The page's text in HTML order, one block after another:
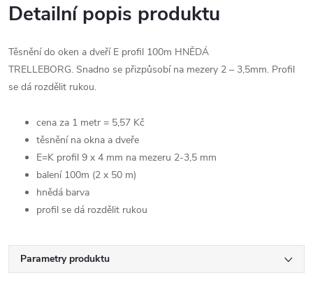
Detailní popis produktu
Těsnění do oken a dveří E profil 100m HNĚDÁ
TRELLEBORG. Snadno se přizpůsobí na mezery 2 – 3,5mm. Profil
se dá rozdělit rukou.
cena za 1 metr = 5,57 Kč
těsnění na okna a dveře
E=K profil 9 x 4 mm na mezeru 2-3,5 mm
balení 100m (2 x 50 m)
hnědá barva
profil se dá rozdělit rukou
Parametry produktu